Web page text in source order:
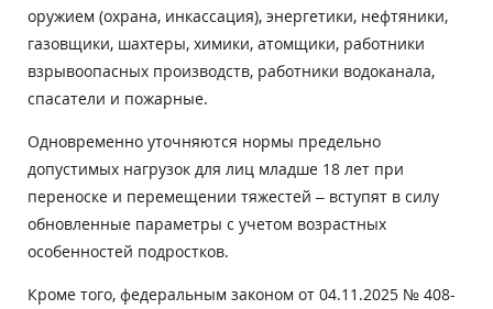
оружием (охрана, инкассация), энергетики, нефтяники,
газовщики, шахтеры, химики, атомщики, работники
взрывоопасных производств, работники водоканала,
спасатели и пожарные.
Одновременно уточняются нормы предельно
допустимых нагрузок для лиц младше 18 лет при
переноске и перемещении тяжестей – вступят в силу
обновленные параметры с учетом возрастных
особенностей подростков.
Кроме того, федеральным законом от 04.11.2025 № 408-